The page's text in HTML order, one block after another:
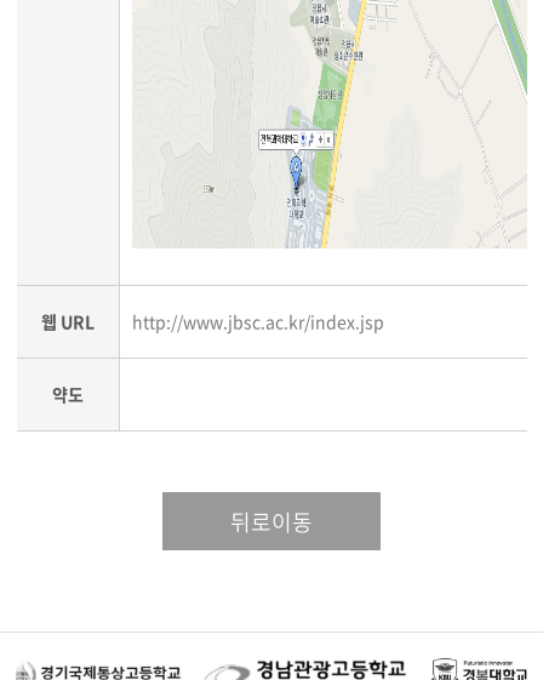
웹 URL http://www.jbsc.ac.kr/index.jsp
약도
뒤로이동